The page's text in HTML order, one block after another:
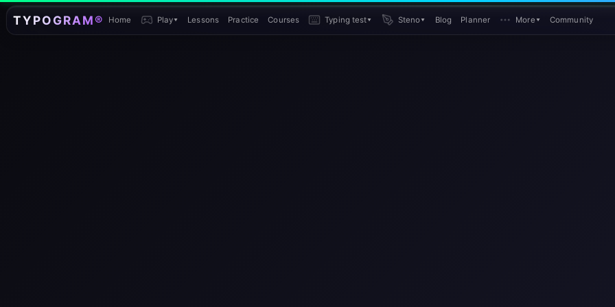
TYPOGRAM® Home Play▾ Lessons Practice Courses Typing test▾ Steno▾ Blog Planner More▾ Community